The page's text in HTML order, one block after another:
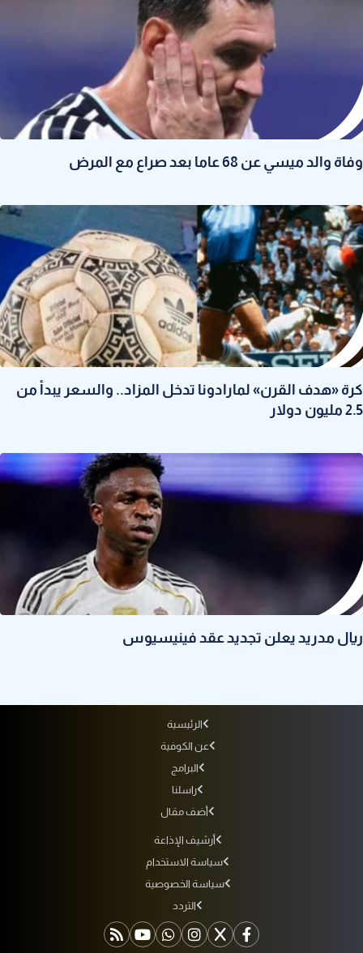
وفاة والد ميسي عن 68 عاما بعد صراع مع المرض
كرة «هدف القرن» لمارادونا تدخل المزاد.. والسعر يبدأ من
2.5 مليون دولار
ريال مدريد يعلن تجديد عقد فينيسيوس
الرئيسية
عن الكوفية
البرامج
راسلنا
أضف مقال
أرشيف الإذاعة
سياسة الاستخدام
سياسة الخصوصية
التردد